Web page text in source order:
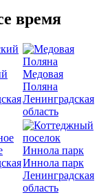
время
Медовая
Поляна
Ленинградская
область
Иннола парк
Ленинградская
область